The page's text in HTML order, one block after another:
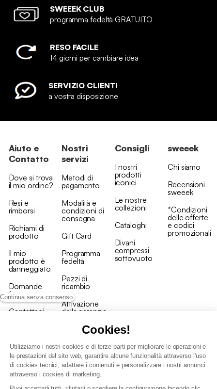
Continua senza consenso
Cookies!
Utilizziamo i nostri cookies e di terze parti per migliorare le operazioni e
le prestazioni del sito web, garantire alcune funzionalità attraverso l'uso
di cookies tecnici, adattare i contenuti e personalizzare i nostri annunci
attraverso i cookies di marketing.
SWEEEK CLUB
programma fedeltà GRATUITO
RESO FACILE
14 giorni per cambiare idea
SERVIZIO CLIENTI
a vostra disposizione
Aiuto e
Contatto
Dove si trova
il mio ordine?
Resi e
rimborsi
Richiami di
prodotto
Il mio
prodotto è
danneggiato
Domande
frequenti
Contattaci
Nostri
servizi
Metodi di
pagamento
Modalità e
condizioni di
consegna
Gift Card
Programma
fedeltà
Pezzi di
ricambio
Attivazione
della garanzia
Consigli
I nostri
prodotti
iconici
Le nostre
collezioni
Cataloghi
Divani
compressi
sottovuoto
sweeek
Chi siamo
Recensioni
sweeek
*Condizioni
delle offerte
e codici
promozionali
Condizioni generali vendita